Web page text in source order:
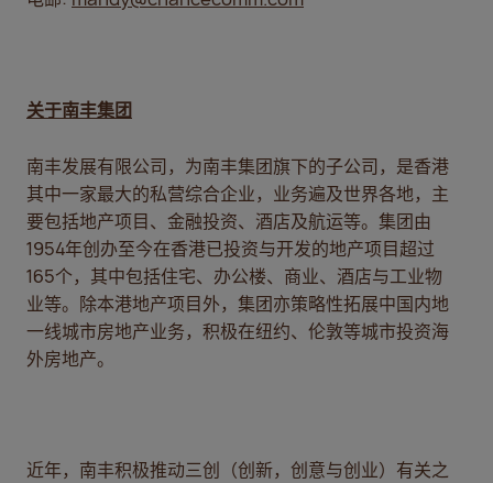
关于南丰集团
南丰发展有限公司，为南丰集团旗下的子公司，是香港
其中一家最大的私营综合企业，业务遍及世界各地，主
要包括地产项目、金融投资、酒店及航运等。集团由
1954年创办至今在香港已投资与开发的地产项目超过
165个，其中包括住宅、办公楼、商业、酒店与工业物
业等。除本港地产项目外，集团亦策略性拓展中国内地
一线城市房地产业务，积极在纽约、伦敦等城市投资海
外房地产。
近年，南丰积极推动三创（创新，创意与创业）有关之